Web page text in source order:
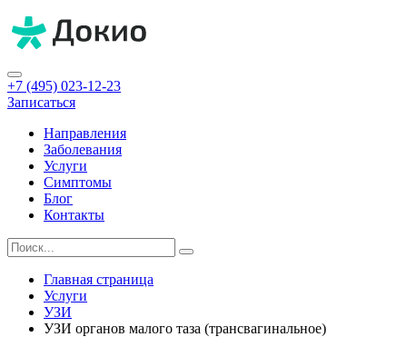
+7 (495) 023-12-23
Записаться
Направления
Заболевания
Услуги
Симптомы
Блог
Контакты
Главная страница
Услуги
УЗИ
УЗИ органов малого таза (трансвагинальное)